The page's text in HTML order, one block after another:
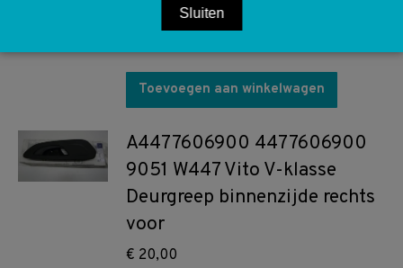
Mistlamp rechts
Toevoegen aan winkelwagen
A4477606900 4477606900
9051 W447 Vito V-klasse
Deurgreep binnenzijde rechts
voor
€ 20,00
Sluiten